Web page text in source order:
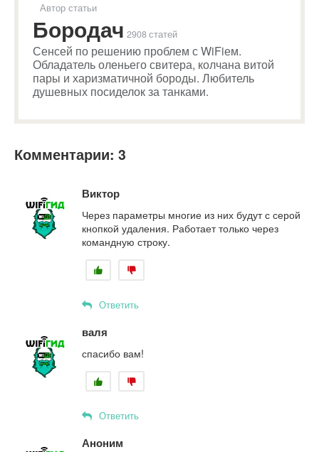
Автор статьи
Бородач 2908 статей
Сенсей по решению проблем с WiFiем.
Обладатель оленьего свитера, колчана витой
пары и харизматичной бороды. Любитель
душевных посиделок за танками.
Комментарии: 3
Виктор
Через параметры многие из них будут с серой
кнопкой удаления. Работает только через
командную строку.
Ответить
валя
спасибо вам!
Ответить
Аноним